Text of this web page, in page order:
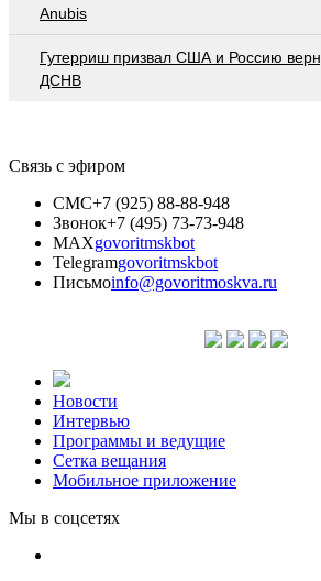
Anubis
Гутерриш призвал США и Россию
ДСНВ
Связь с эфиром
СМС+7 (925) 88-88-948
Звонок+7 (495) 73-73-948
MAXgovoritmskbot
Telegramgovoritmskbot
Письмоinfo@govoritmoskva.ru
Новости
Интервью
Программы и ведущие
Сетка вещания
Мобильное приложение
Мы в соцсетях